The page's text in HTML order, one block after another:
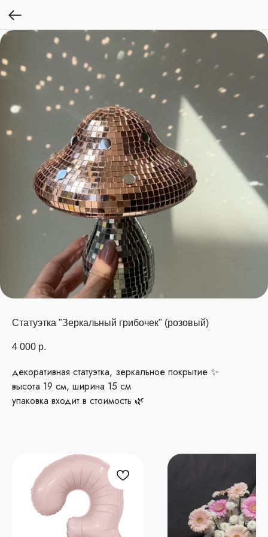
Статуэтка "Зеркальный грибочек" (розовый)
4 000 р.
декоративная статуэтка, зеркальное покрытие ✨
высота 19 см, ширина 15 см
упаковка входит в стоимость 🌿